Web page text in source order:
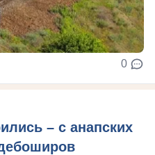
0
– с анапских